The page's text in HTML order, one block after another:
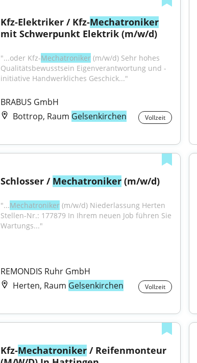
Kfz-Elektriker / Kfz-Mechatroniker
mit Schwerpunkt Elektrik (m/w/d)
"...oder Kfz-Mechatroniker (m/w/d) Sehr hohes
Qualitätsbewusstsein Eigenverantwortung und -
initiative Handwerkliches Geschick..."
BRABUS GmbH
Bottrop, Raum Gelsenkirchen Vollzeit
Schlosser / Mechatroniker (m/w/d)
"...Mechatroniker (m/w/d) Niederlassung Herten
Stellen-Nr.: 177879 In Ihrem neuen Job führen Sie
Wartungs..."
REMONDIS Ruhr GmbH
Herten, Raum Gelsenkirchen Vollzeit
Kfz-Mechatroniker / Reifenmonteur